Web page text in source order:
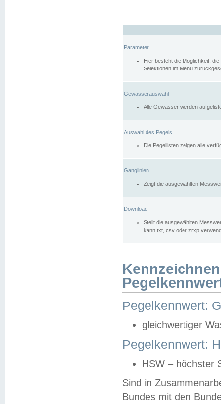
Parameter
Hier besteht die Möglichkeit,
Selektionen im Menü
Gewässerauswahl
Alle Gewässer werden
Auswahl des Pegels
Die Pegellisten zeigen alle
Ganglinien
Zeigt die ausgewählten
Download
Stellt die ausgewählten
kann txt, csv oder zrxp
Pegelkennwert:
gleichwertiger
Pegelkennwert:
HSW – höchster
Sind in
Bundes mit den